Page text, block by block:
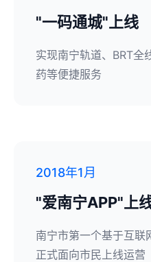
"一码通城"上线
实现南宁轨道、BRT全
药等便捷服务
2018年1月
"爱南宁APP"上
南宁市第一个基于互联
正式面向市民上线运营